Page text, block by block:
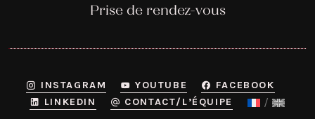
Prise de rendez-vous
INSTAGRAM YOUTUBE
FACEBOOK
LINKEDIN
CONTACT/L’ÉQUIPE